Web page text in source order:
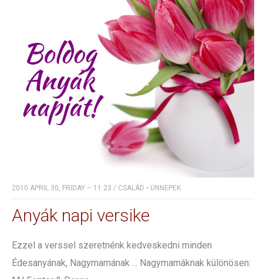
2010 APRIL 30, FRIDAY – 11:23 / CSALÁD • ÜNNEPEK
Anyák napi versike
Ezzel a verssel szeretnénk kedveskedni minden
Édesanyának, Nagymamának ... Nagymamáknak különösen: